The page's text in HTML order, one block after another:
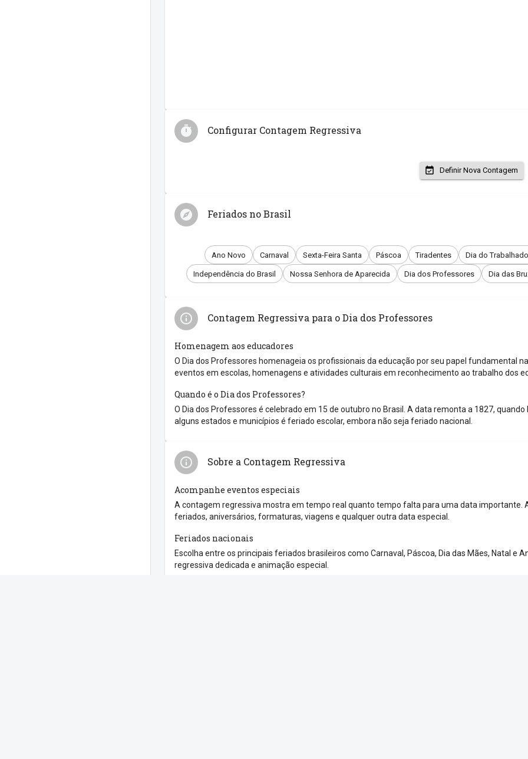
Configurar Contagem Regressiva
Definir Nova Contagem
Feriados no Brasil
Ano Novo Carnaval Sexta-Feira Santa Páscoa Tiradentes Dia do
Independência do Brasil Nossa Senhora de Aparecida Dia dos Professores Dia das
Contagem Regressiva para o Dia dos Professores
Homenagem aos educadores
O Dia dos Professores homenageia os profissionais da educação por seu papel fundamental
eventos em escolas, homenagens e atividades culturais em reconhecimento ao trabalho dos
Quando é o Dia dos Professores?
O Dia dos Professores é celebrado em 15 de outubro no Brasil. A data remonta a 1827,
alguns estados e municípios é feriado escolar, embora não seja feriado nacional.
Sobre a Contagem Regressiva
Acompanhe eventos especiais
A contagem regressiva mostra em tempo real quanto tempo falta para uma data importante.
feriados, aniversários, formaturas, viagens e qualquer outra data especial.
Feriados nacionais
Escolha entre os principais feriados brasileiros como Carnaval, Páscoa, Dia das Mães, Natal e
regressiva dedicada e animação especial.